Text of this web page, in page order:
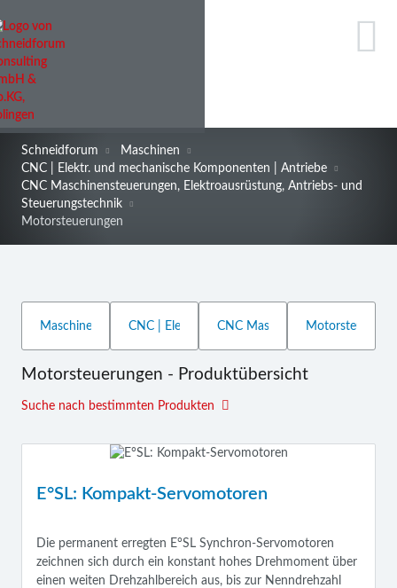
Schneidforum
Maschinen
CNC | Elektr. und mechanische Komponenten | Antriebe
CNC Maschinensteuerungen, Elektroausrüstung, Antriebs- und
Steuerungstechnik
Motorsteuerungen
Motorsteuerungen - Produktübersicht
Suche nach bestimmten Produkten
E°SL: Kompakt-Servomotoren
Die permanent erregten E°SL Synchron-Servomotoren
zeichnen sich durch ein konstant hohes Drehmoment über
einen weiten Drehzahlbereich aus, bis zur Nenndrehzahl